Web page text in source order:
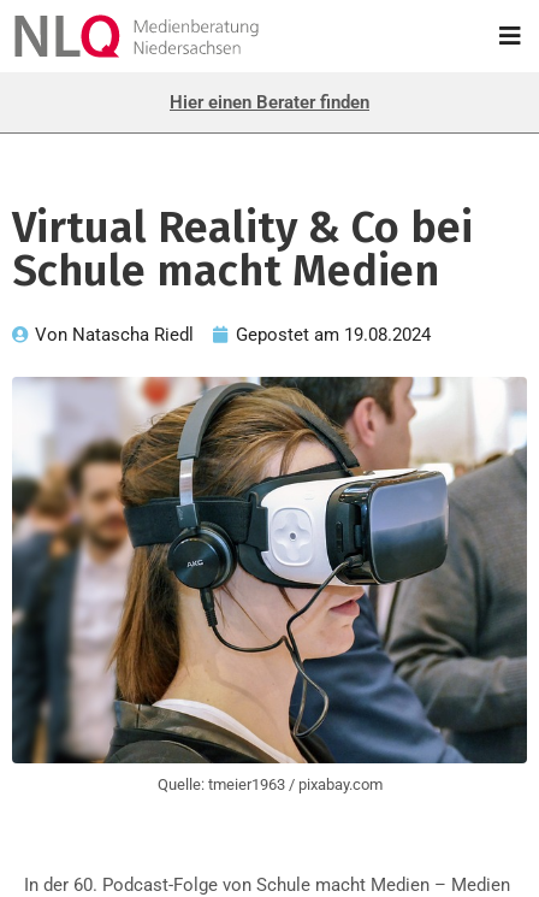
Hier einen Berater finden
Virtual Reality & Co bei
Schule macht Medien
Von Natascha Riedl Gepostet am 19.08.2024
Quelle: tmeier1963 / pixabay.com
In der 60. Podcast-Folge von Schule macht Medien – Medien